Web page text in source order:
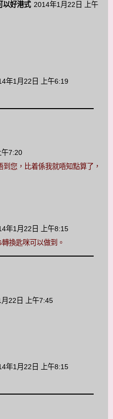
以好港式 2014年1月22日 上午
年1月22日 上午6:19
午7:20
您，比着係我就唔知點算了，
年1月22日 上午8:15
換匙咪可以做到。
22日 上午7:45
年1月22日 上午8:15